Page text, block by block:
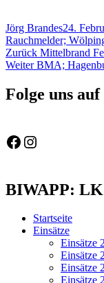
Autor
Jörg Brandes
am
24.
Rauchmelder;
Zurück Vorheriger
Beitrag:
Mittelbrand
Weiter Nächster
BMA;
Folge uns
Feuerwehr Gemeinde Wölpinghausen
BIWAPP:
Startseite
Einsätze
Einsätze
Einsätze
Einsätze
Einsätze